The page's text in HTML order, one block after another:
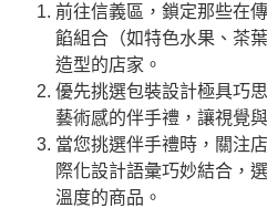
前往信義區，鎖定那些在
餡組合（如特色水果、茶
造型的店家。
優先挑選包裝設計極具巧
藝術感的伴手禮，讓視覺
當您挑選伴手禮時，關注
際化設計語彙巧妙結合，
溫度的商品。